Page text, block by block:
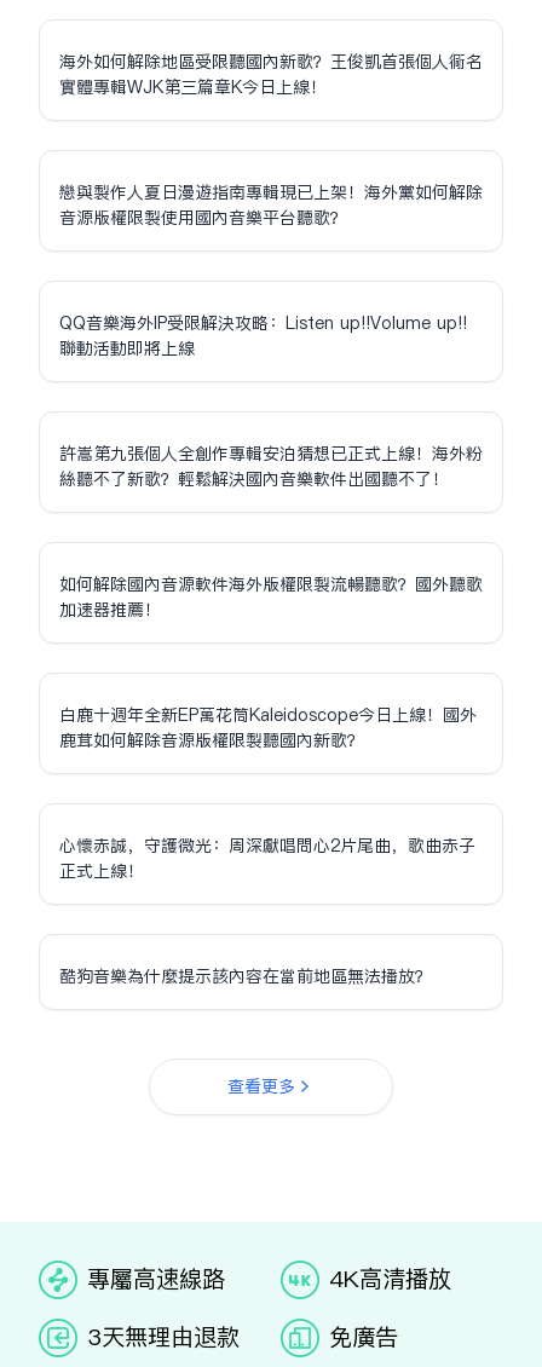
海外如何解除地區受限聽國內新歌？王俊凱首張個人同名
實體專輯WJK第三篇章K今日上線！
戀與製作人夏日漫遊指南專輯現已上架！海外黨如何解除
音源版權限制使用國內音樂平台聽歌？
QQ音樂海外IP受限解決攻略：Listen up!!Volume up!!
聯動活動即將上線
許嵩第九張個人全創作專輯安泊猜想已正式上線！海外粉
絲聽不了新歌？輕鬆解決國內音樂軟件出國聽不了！
如何解除國內音源軟件海外版權限制流暢聽歌？國外聽歌
加速器推薦！
白鹿十週年全新EP萬花筒Kaleidoscope今日上線！國外
鹿茸如何解除音源版權限制聽國內新歌？
心懷赤誠，守護微光：周深獻唱問心2片尾曲，歌曲赤子
正式上線！
酷狗音樂為什麼提示該內容在當前地區無法播放？
查看更多
专属高速线路
4K高清播放
3天无理由退款
免广告